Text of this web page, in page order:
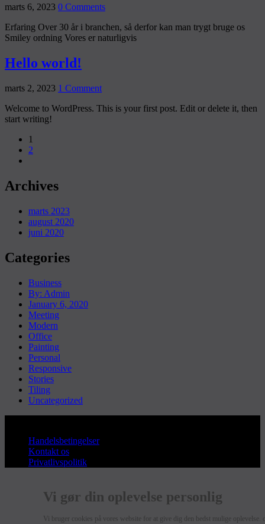
marts 6, 2023 0 Comments
Erfaring Over 30 år i branchen, så derfor kan man trygt bruge os
Smiley ordning Vores er naturligvis
Hello world!
marts 2, 2023 1 Comment
Welcome to WordPress. This is your first post. Edit or delete it, then
start writing!
1
2
Archives
marts 2023
august 2020
juni 2020
Categories
Business
By: Admin
January 6, 2020
Meeting
Modern
Office
Painting
Personal
Responsive
Stories
Tiling
Uncategorized
Handelsbetingelser
Kontakt os
Privatlivspolitik
Vi gør din oplevelse personlig
Vi bruger cookies på vores website for at give dig den bedst mulige oplevelse.